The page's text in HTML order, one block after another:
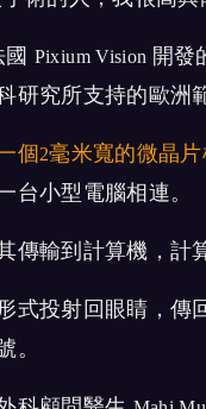
Pixium Vision 開發
究所支持的歐洲
個 2毫米寬的微晶
台小型電腦相連。
傳輸到計算機，計
式投射回眼睛，
。